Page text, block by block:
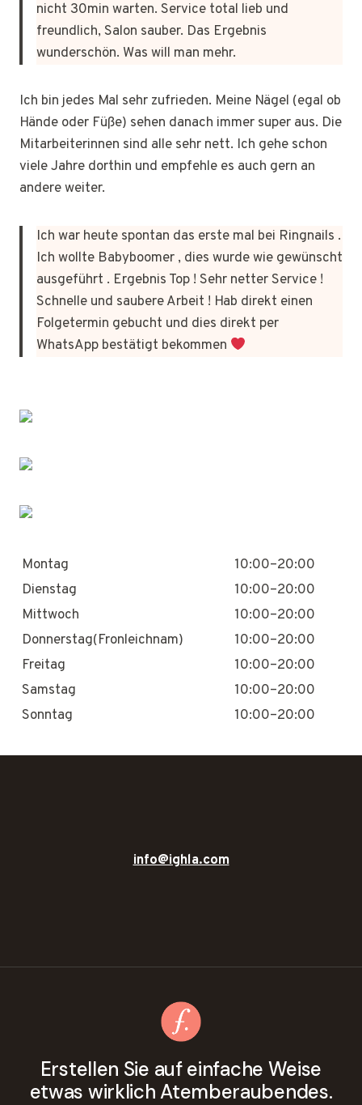
nicht 30min warten. Service total lieb und
freundlich, Salon sauber. Das Ergebnis
wunderschön. Was will man mehr.
Ich bin jedes Mal sehr zufrieden. Meine Nägel (egal ob
Hände oder Füße) sehen danach immer super aus. Die
Mitarbeiterinnen sind alle sehr nett. Ich gehe schon
viele Jahre dorthin und empfehle es auch gern an
andere weiter.
Ich war heute spontan das erste mal bei Ringnails .
Ich wollte Babyboomer , dies wurde wie gewünscht
ausgeführt . Ergebnis Top ! Sehr netter Service !
Schnelle und saubere Arbeit ! Hab direkt einen
Folgetermin gebucht und dies direkt per
WhatsApp bestätigt bekommen
Montag
10:00–20:00
Dienstag
10:00–20:00
Mittwoch
10:00–20:00
Donnerstag(Fronleichnam)
10:00–20:00
Freitag
10:00–20:00
Samstag
10:00–20:00
Sonntag
10:00–20:00
info@ighla.com
Erstellen Sie auf einfache Weise
etwas wirklich Atemberaubendes.